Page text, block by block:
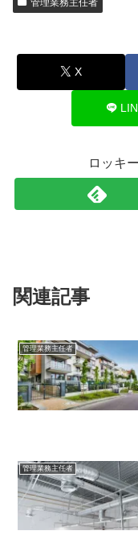
X
ロッキ
関連記事
管理業務主任者
管理業務主任者